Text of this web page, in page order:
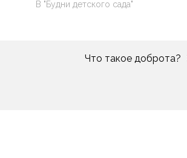
В "Будни детского сада"
Что такое доброта?